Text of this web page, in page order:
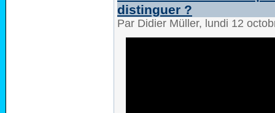
distinguer ?
Par Didier Müller, lundi 12